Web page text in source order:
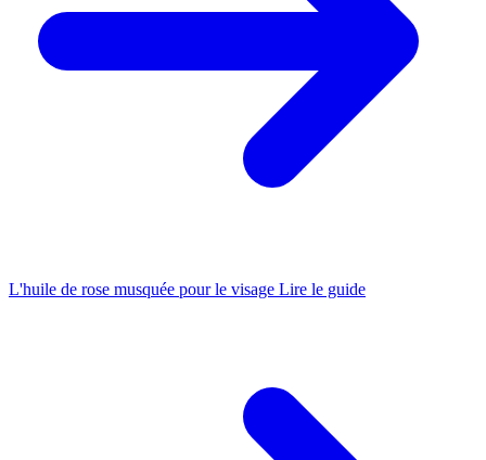
L'huile de rose musquée pour le visage Lire le guide